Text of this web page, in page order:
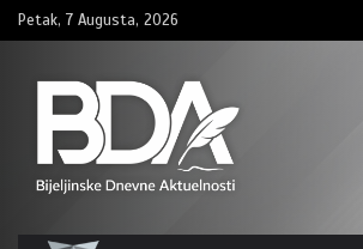
Skip
to
Petak, 7 Augusta, 2026
BNDAN.com